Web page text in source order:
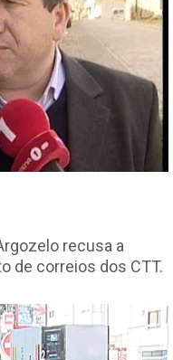
recusa a
de correios dos CTT.